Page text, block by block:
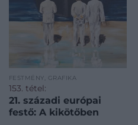
FESTMÉNY, GRAFIKA
153. tétel:
21. századi európai
festő: A kikötőben